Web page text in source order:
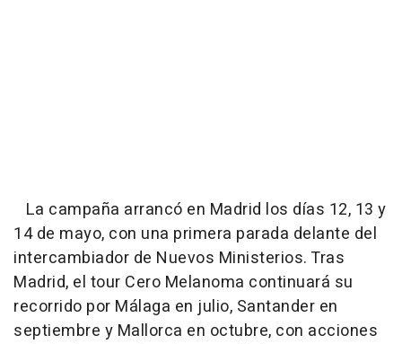
La campaña arrancó en Madrid los días 12, 13 y
14 de mayo, con una primera parada delante del
intercambiador de Nuevos Ministerios. Tras
Madrid, el tour Cero Melanoma continuará su
recorrido por Málaga en julio, Santander en
septiembre y Mallorca en octubre, con acciones